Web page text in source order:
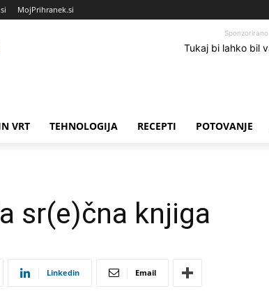
MojPrihranek.si
Sponzorirano
VRT TEHNOLOGIJA RECEPTI POTOVANJE
sr(e)čna knjiga
Linkedin Email